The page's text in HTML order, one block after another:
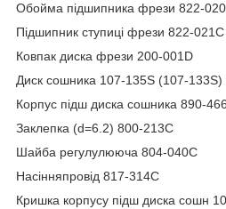
Обойма підшипника фрези 822-
Підшипник ступиці фрези 822-
Ковпак диска фрези 200-001D
Диск сошника 107-135S (107-133S)
Корпус підш диска сошника 890-
Заклепка (d=6.2) 800-213C
Шайба регулулююча 804-040C
Насінняпровід 817-314C
Кришка корпусу підш диска сошн